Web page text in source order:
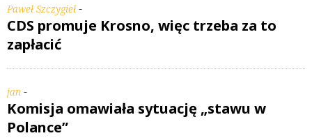
Paweł Szczygieł -
CDS promuje Krosno, więc trzeba za to
zapłacić
jan -
Komisja omawiała sytuację „stawu w
Polance”